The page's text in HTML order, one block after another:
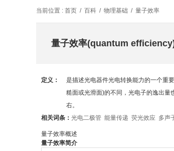
当前位置 : 首页 / 百科 / 物理基础 / 量子效率
量子效率(quantum
定义：
是描述光电器件光电转换能力的一个重
糙面或光滑面)的不同，光电子的逸出
右。
相关词条： 光电二极管 能量传递 荧光效应 多声
量子效率概述
量子效率简介